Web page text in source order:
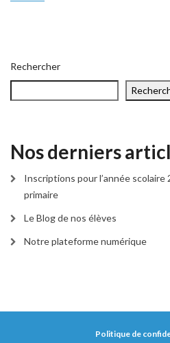
Rechercher
Nos derniers
Inscriptions pour l’année
primaire
Le Blog de nos élèves
Notre plateforme numérique
Politique de